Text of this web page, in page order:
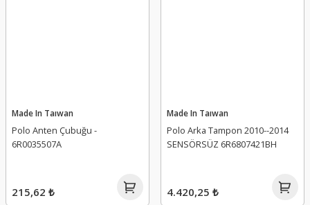
Made In Taıwan
Polo Anten Çubuğu -
6R0035507A
215,62 ₺
Made In Taıwan
Polo Arka Tampon 2010--2014
SENSÖRSÜZ 6R6807421BH
4.420,25 ₺